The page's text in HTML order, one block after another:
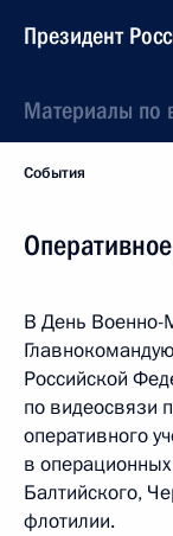
Президент
Материалы по
События
В День Военно-
Российской
по видеосвязи
оперативного
в операционных
Балтийского,
флотилии.